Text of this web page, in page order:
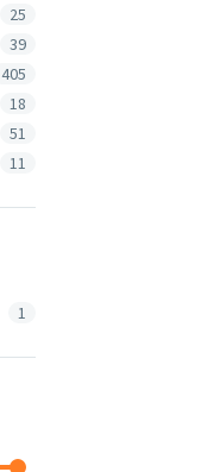
25
39
405
18
51
11
1